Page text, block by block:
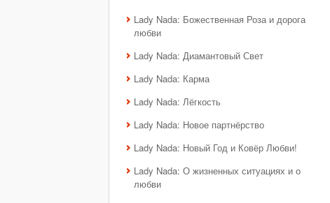
Lady Nada: Божественная Роза и дорога
любви
Lady Nada: Диамантовый Свет
Lady Nada: Карма
Lady Nada: Лёгкость
Lady Nada: Новое партнёрство
Lady Nada: Новый Год и Ковёр Любви!
Lady Nada: О жизненных ситуациях и о
любви